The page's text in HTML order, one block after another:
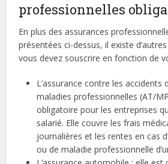
professionnelles
En plus des assurances
présentées ci-dessus, il existe
vous devez souscrire en fonction de
L’assurance contre les accidents
maladies professionnelles (AT/
obligatoire pour les entreprises
salarié. Elle couvre les frais
journalières et les rentes en cas
ou de maladie professionnelle